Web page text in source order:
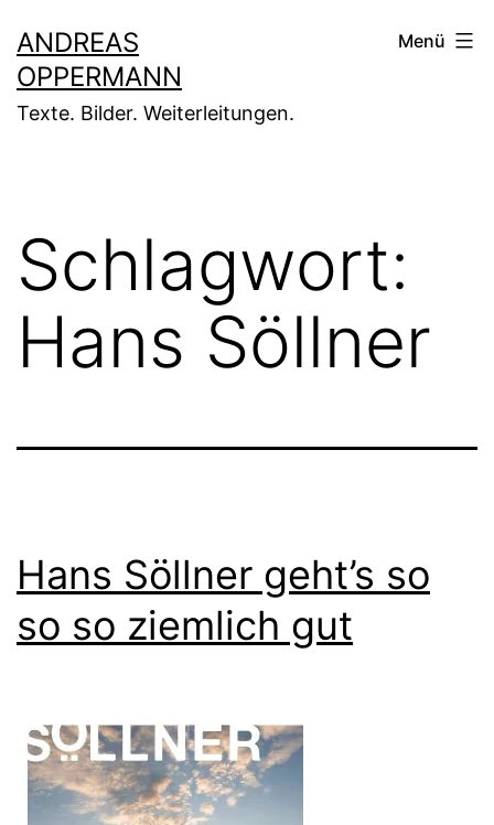
Inhalt
springen
ANDREAS
OPPERMANN
Texte. Bilder. Weiterleitungen.
Menü
Schlagwort:
Hans Söllner
Hans Söllner geht’s so
so so ziemlich gut